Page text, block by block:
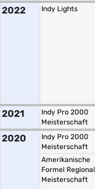
2022 Indy Lights
2021
Indy Pro 2000
Meisterschaft
2020
Indy Pro 2000
Meisterschaft
Amerikanische
Formel Regional
Meisterschaft